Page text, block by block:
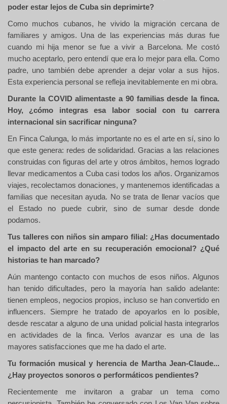
poder estar lejos de Cuba sin deprimirte?
Como muchos cubanos, he vivido la migración cercana de
familiares y amigos. Una de las experiencias más duras fue
cuando mi hija menor se fue a vivir a Barcelona. Me costó
mucho aceptarlo, pero entendí que era lo mejor para ella. Como
padre, uno también debe aprender a dejar volar a sus hijos.
Esta experiencia personal se refleja inevitablemente en mi obra.
Durante la COVID alimentaste a 90 familias desde la finca.
Hoy, ¿cómo integras esa labor social con tu carrera
internacional sin sacrificar ninguna?
En Finca Calunga, lo más importante no es el arte en sí, sino lo
que este genera: redes de solidaridad. Gracias a las relaciones
construidas con figuras del arte y otros ámbitos, hemos logrado
llevar medicamentos a Cuba casi todos los años. Organizamos
viajes, recolectamos donaciones, y mantenemos identificadas a
familias que necesitan ayuda. No se trata de llenar vacíos que
el Estado no puede cubrir, sino de sumar desde donde
podamos.
Tus talleres con niños sin amparo filial: ¿Has documentado
el impacto del arte en su recuperación emocional? ¿Qué
historias te han marcado?
Aún mantengo contacto con muchos de esos niños. Algunos
han tenido dificultades, pero la mayoría han salido adelante:
tienen empleos, negocios propios, incluso se han convertido en
influencers. Siempre he tratado de apoyarlos en lo posible,
desde rescatar a alguno de una unidad policial hasta integrarlos
en actividades de la finca. Verlos avanzar es una de las
mayores satisfacciones que me ha dado el arte.
Tu formación musical y herencia de Martha Jean-Claude...
¿Hay proyectos sonoros o performáticos pendientes?
Recientemente me invitaron a grabar un tema como